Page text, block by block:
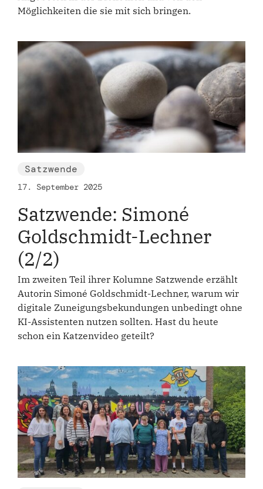
Möglichkeiten die sie mit sich bringen.
Satzwende
17. September 2025
Satzwende: Simoné
Goldschmidt-Lechner
(2/2)
Im zweiten Teil ihrer Kolumne Satzwende erzählt
Autorin Simoné Goldschmidt-Lechner, warum wir
digitale Zuneigungsbekundungen unbedingt ohne
KI-Assistenten nutzen sollten. Hast du heute
schon ein Katzenvideo geteilt?